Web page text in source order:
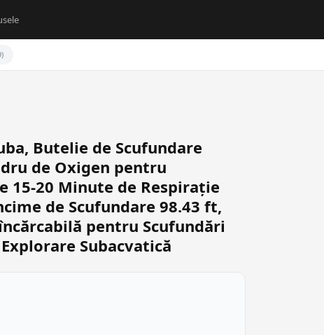
Butelie de Scufundare
de Oxigen pentru
15-20 Minute de Respirație
de Scufundare 98.43 ft,
pentru Scufundări
Subacvatică